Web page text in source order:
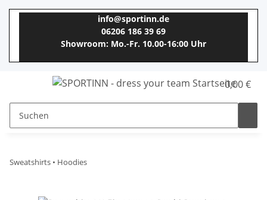
info@sportinn.de
06206 186 39 69
Showroom: Mo.-Fr. 10.00-16:00 Uhr
0,00 €
Sweatshirts • Hoodies